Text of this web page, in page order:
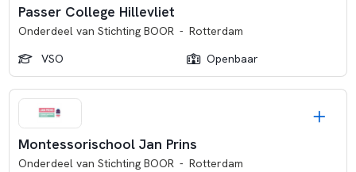
Passer College Hillevliet
Onderdeel van Stichting BOOR - Rotterdam
VSO
Openbaar
Montessorischool Jan Prins
Onderdeel van Stichting BOOR - Rotterdam